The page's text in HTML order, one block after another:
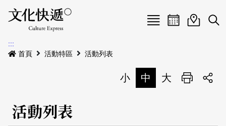
Menu
最新公告
本期專題
活動特區
活動日曆活動地圖
展
:::
首頁
活動特區 活動列表
小 中 大 列印
活動列表